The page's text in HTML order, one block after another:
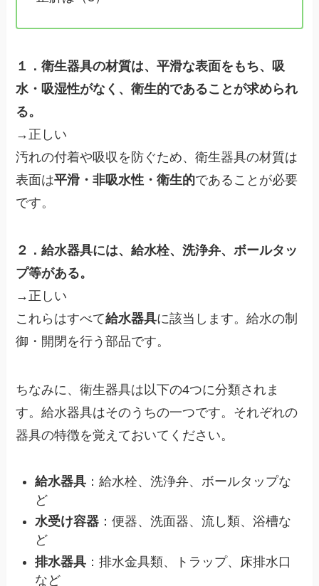
１．衛生器具の材質は、平滑な表面をもち、吸
水・吸湿性がなく、衛生的であることが求められ
る。
→正しい
汚れの付着や吸収を防ぐため、衛生器具の材質は
表面は平滑・非吸水性・衛生的であることが必要
です。
２．給水器具には、給水栓、洗浄弁、ボールタッ
プ等がある。
→正しい
これらはすべて給水器具に該当します。給水の制
御・開閉を行う部品です。
ちなみに、衛生器具は以下の4つに分類されま
す。給水器具はそのうちの一つです。それぞれの
器具の特徴を覚えておいてください。
給水器具 ：給水栓、洗浄弁、ボールタップな
ど
水受け容器 ：便器、洗面器、流し類、浴槽な
ど
排水器具 ：排水金具類、トラップ、床排水口
など